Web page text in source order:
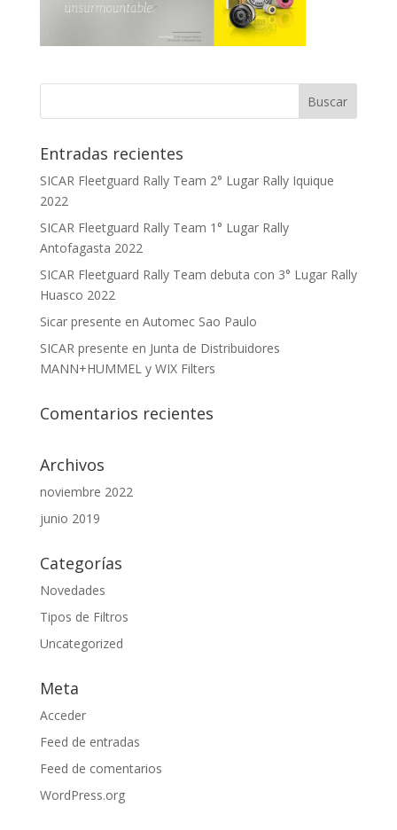
Entradas recientes
SICAR Fleetguard Rally Team 2° Lugar Rally Iquique
2022
SICAR Fleetguard Rally Team 1° Lugar Rally
Antofagasta 2022
SICAR Fleetguard Rally Team debuta con 3° Lugar Rally
Huasco 2022
Sicar presente en Automec Sao Paulo
SICAR presente en Junta de Distribuidores
MANN+HUMMEL y WIX Filters
Comentarios recientes
Archivos
noviembre 2022
junio 2019
Categorías
Novedades
Tipos de Filtros
Uncategorized
Meta
Acceder
Feed de entradas
Feed de comentarios
WordPress.org